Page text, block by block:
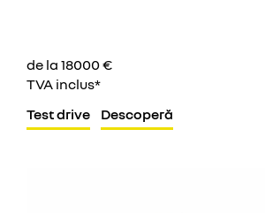
de la 18000 €
TVA inclus*
Test drive
Descoperă